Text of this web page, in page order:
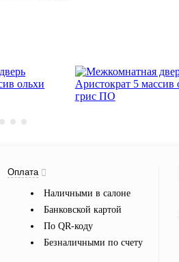
Оплата
Наличными в салоне
Банковской картой
По QR-коду
Безналичными по счету